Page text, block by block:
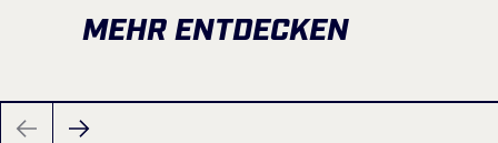
MEHR ENTDECKEN